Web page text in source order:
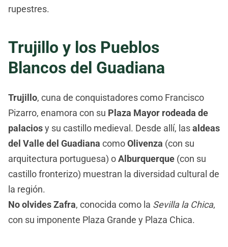
rupestres.
Trujillo y los Pueblos
Blancos del Guadiana
Trujillo, cuna de conquistadores como Francisco
Pizarro, enamora con su Plaza Mayor rodeada de
palaciosy su castillo medieval. Desde allí, lasaldeas
del Valle del Guadiana comoOlivenza (con su
arquitectura portuguesa) oAlburquerque (con su
castillo fronterizo) muestran la diversidad cultural de
la región.
No olvides Zafra, conocida como la Sevilla la Chica,
con su imponente Plaza Grande y Plaza Chica.